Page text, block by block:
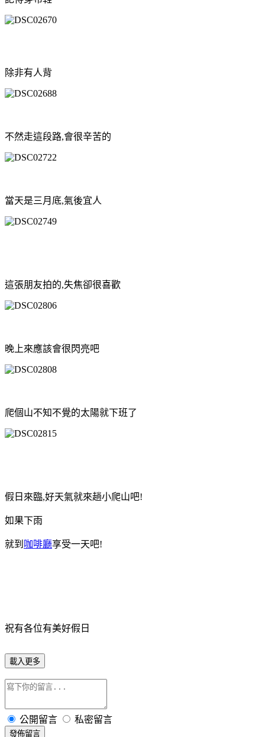
除非有人背
不然走這段路,會很辛苦的
當天是三月底,氣後宜人
這張朋友拍的,失焦卻很喜歡
晚上來應該會很閃亮吧
爬個山不知不覺的太陽就下班了
假日來臨,好天氣就來趟小爬山吧!
如果下雨
就到 咖啡廳享受一天吧!
祝有各位有美好假日
載入更多
公開留言 私密留言
發佈留言